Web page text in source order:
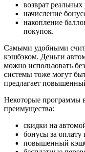
возврат реальных
начисление
накопление
покупок.
Самыми удобными
кэшбэком. Деньги
можно использовать
системы тоже могут
предлагает
Некоторые программы
преимущества:
скидки на
бонусы за оплату
повышенный